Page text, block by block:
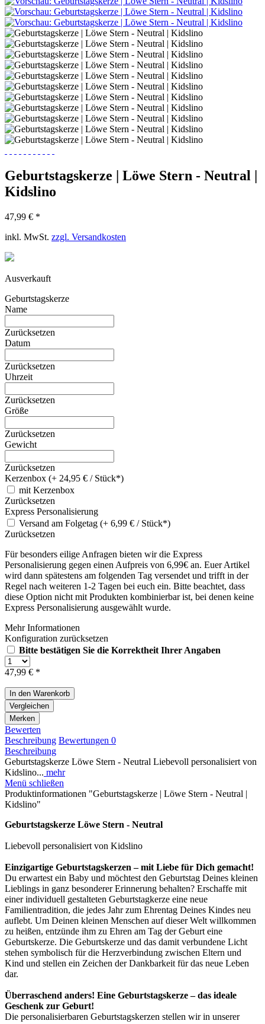
Geburtstagskerze | Löwe Stern - Neutral |
Kidslino
47,99 € *
inkl. MwSt. zzgl. Versandkosten
Ausverkauft
Geburtstagskerze
Name
Zurücksetzen
Datum
Zurücksetzen
Uhrzeit
Zurücksetzen
Größe
Zurücksetzen
Gewicht
Zurücksetzen
Kerzenbox (+ 24,95 € / Stück*)
mit Kerzenbox
Zurücksetzen
Express Personalisierung
Versand am Folgetag (+ 6,99 € / Stück*)
Zurücksetzen
Für besonders eilige Anfragen bieten wir die Express
Personalisierung gegen einen Aufpreis von 6,99€ an. Euer Artikel
wird dann spätestens am folgenden Tag versendet und trifft in der
Regel nach weiteren 1-2 Tagen bei euch ein. Bitte beachtet, dass
diese Option nicht mit Produkten kombinierbar ist, bei denen keine
Express Personalisierung ausgewählt wurde.
Mehr Informationen
Konfiguration zurücksetzen
Bitte bestätigen Sie die Korrektheit Ihrer Angaben
47,99 € *
In den Warenkorb
Vergleichen
Merken
Bewerten
Beschreibung Bewertungen 0
Beschreibung
Geburtstagskerze Löwe Stern - Neutral Liebevoll personalisiert von
Kidslino... mehr
Menü schließen
Produktinformationen "Geburtstagskerze | Löwe Stern - Neutral |
Kidslino"
Geburtstagskerze Löwe Stern - Neutral
Liebevoll personalisiert von Kidslino
Einzigartige Geburtstagskerzen – mit Liebe für Dich gemacht!
Du erwartest ein Baby und möchtest den Geburtstag Deines kleinen
Lieblings in ganz besonderer Erinnerung behalten? Erschaffe mit
einer individuell gestalteten Geburtstagkerze eine neue
Familientradition, die jedes Jahr zum Ehrentag Deines Kindes neu
auflebt. Um Deinen kleinen Menschen auf dieser Welt willkommen
zu heißen, entzünde ihm zu Ehren am Tag der Geburt eine
Geburtskerze. Die Geburtskerze und das damit verbundene Licht
stehen symbolisch für die Herzverbindung zwischen Eltern und
Kind und stellen ein Zeichen der Dankbarkeit für das neue Leben
dar.
Überraschend anders! Eine Geburtstagskerze – das ideale
Geschenk zur Geburt!
Die personalisierbaren Geburtstagskerzen stellen wir in unserer